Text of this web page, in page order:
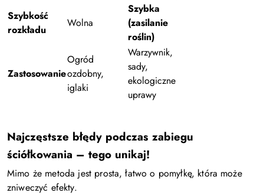
Szybkość
rozkładu
Wolna
Szybka
(zasilanie
roślin)
Zastosowanie
Ogród
ozdobny,
iglaki
Warzywnik,
sady,
ekologiczne
uprawy
Najczęstsze błędy podczas zabiegu
ściółkowania – tego unikaj!
Mimo że metoda jest prosta, łatwo o pomyłkę, która może
zniweczyć efekty.